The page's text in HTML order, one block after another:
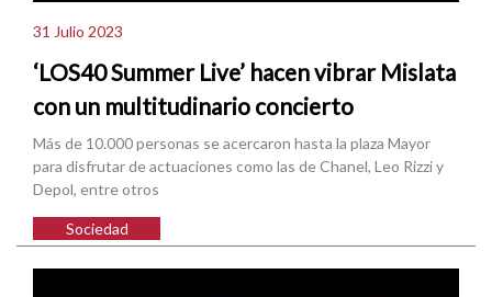
31 Julio 2023
‘LOS40 Summer Live’ hacen vibrar Mislata
con un multitudinario concierto
Más de 10.000 personas se acercaron hasta la plaza Mayor
para disfrutar de actuaciones como las de Chanel, Leo Rizzi y
Depol, entre otros
Sociedad